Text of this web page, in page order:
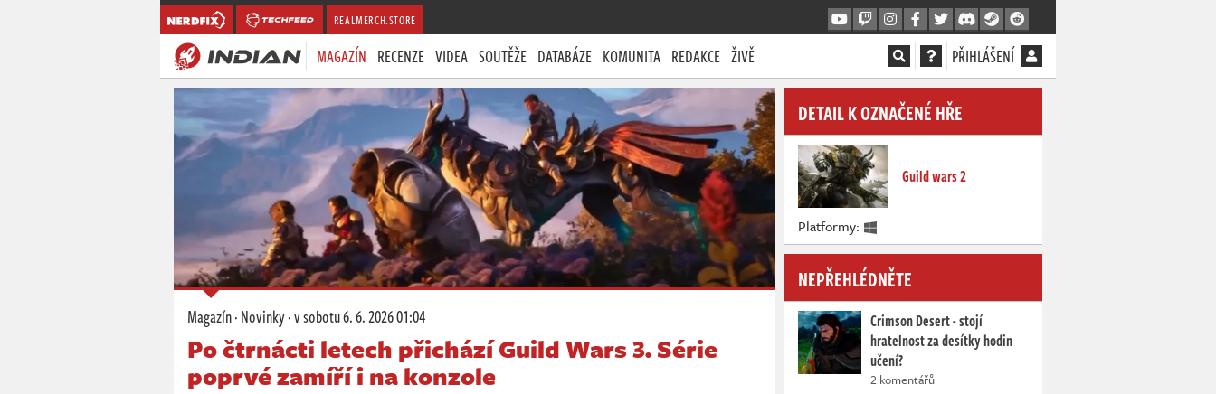
REALMERCH.STORE
MAGAZÍN RECENZE VIDEA SOUTĚŽE DATABÁZE KOMUNITA REDAKCE ŽIVĚ PŘIHLÁŠENÍ
Magazín·Novinky·v sobotu6. 6. 2026 01:04
Po čtrnácti letech přichází Guild Wars 3. Série
poprvé zamíří i na konzole
DETAIL K OZNAČENÉ HŘE
Guild wars 2
Platformy:
NEPŘEHLÉDNĚTE
Crimson Desert - stojí
hratelnost za desítky hodin
učení?
2 komentářů